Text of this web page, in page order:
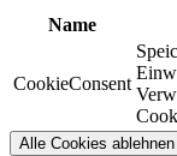
Name
CookieConsent
Alle Cookies ablehnen